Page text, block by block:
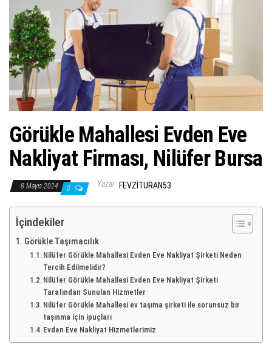
Görükle Mahallesi Evden Eve
Nakliyat Firması, Nilüfer Bursa
8 Mayıs 2024 0 Yazar: FEVZITURAN53
İçindekiler
Görükle Taşımacılık
Nilüfer Görükle Mahallesi Evden Eve Nakliyat Şirketi Neden
Tercih Edilmelidir?
Nilüfer Görükle Mahallesi Evden Eve Nakliyat Şirketi
Tarafından Sunulan Hizmetler
Nilüfer Görükle Mahallesi ev taşıma şirketi ile sorunsuz bir
taşınma için ipuçları
Evden Eve Nakliyat Hizmetlerimiz